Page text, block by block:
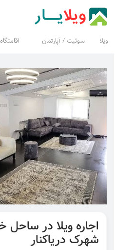
ویلا سوئیت / آپارتمان
اجاره ویلا در
شهرک دریاکنار